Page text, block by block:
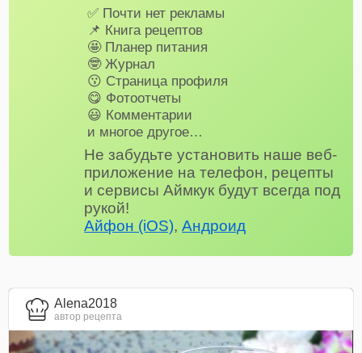
✅ Почти нет рекламы
📌 Книга рецептов
🤩 Планер питания
🤓 Журнал
😗 Страница профиля
😋 Фотоотчеты
😃 Комментарии
и многое другое…
Не забудьте установить наше веб-
приложение на телефон, рецепты
и сервисы Аймкук будут всегда под
рукой!
Айфон (iOS),Андроид
Alena2018
автор рецепта